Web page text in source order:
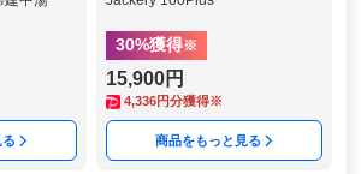
30%獲得※
15,900円
4,336円分獲得※
商品をもっと見る